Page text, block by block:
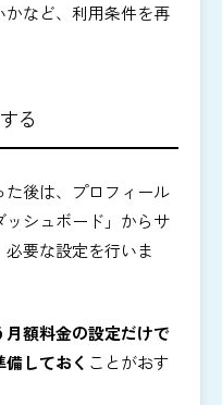
など、利用条件を再
る
後は、プロフィール
シュボード」からサ
要な設定を行いま
額料金の設定だけで
しておく ことがおす